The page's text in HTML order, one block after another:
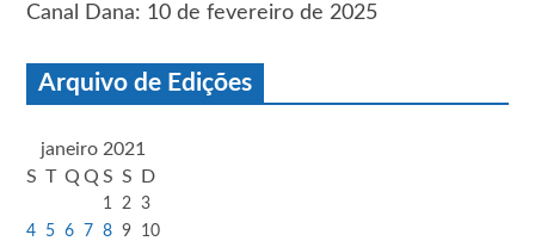
Canal Dana: 10 de fevereiro de 2025
Arquivo de Edições
janeiro 2021
S T Q Q S S D
1 2
3
4
5 6 7 8 9
10